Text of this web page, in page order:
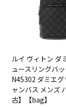
ルイ ヴィトン ダ
ュースリングバ
N45302 ダミエ
ャンバス メンズ
古】【bag】